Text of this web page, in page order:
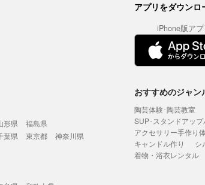
アプリをダウンロ
iPhone版アプ
形県
福島県
葉県 東京都
神奈川県
おすすめのジャン
陶芸体験･陶芸教室
SUP･スタンドアッ
アクセサリー手作り
キャンドル作り
シ
着物・浴衣レンタル